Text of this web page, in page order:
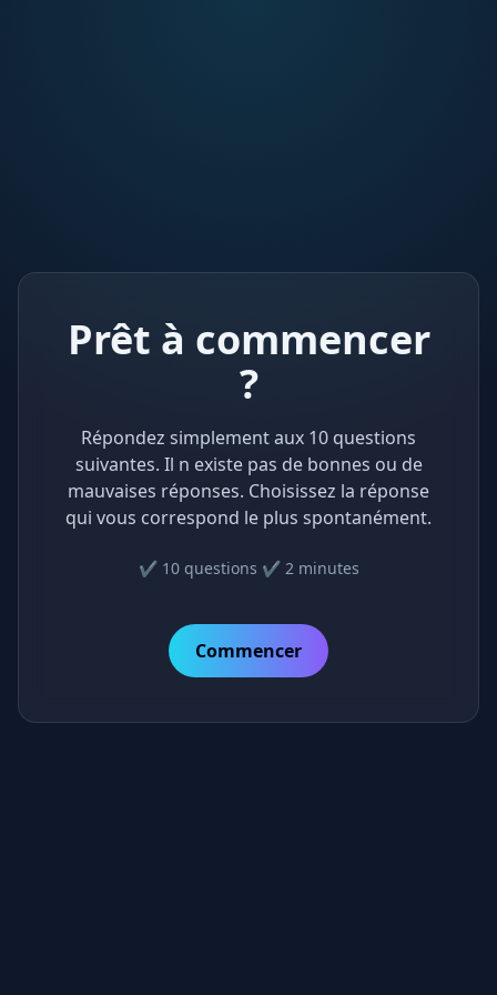
Prêt à commencer
?
Répondez simplement aux 10 questions
suivantes. Il n existe pas de bonnes ou de
mauvaises réponses. Choisissez la réponse
qui vous correspond le plus spontanément.
✔️ 10 questions ✔️ 2 minutes
Commencer